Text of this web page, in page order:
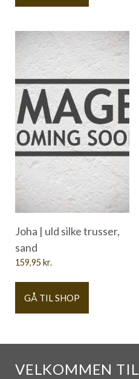
Joha | uld silke trusser,
sand
159,95 kr.
GÅ TIL SHOP
VELKOMMEN